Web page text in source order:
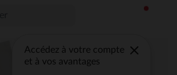
Accédez à votre compte
et à vos avantages